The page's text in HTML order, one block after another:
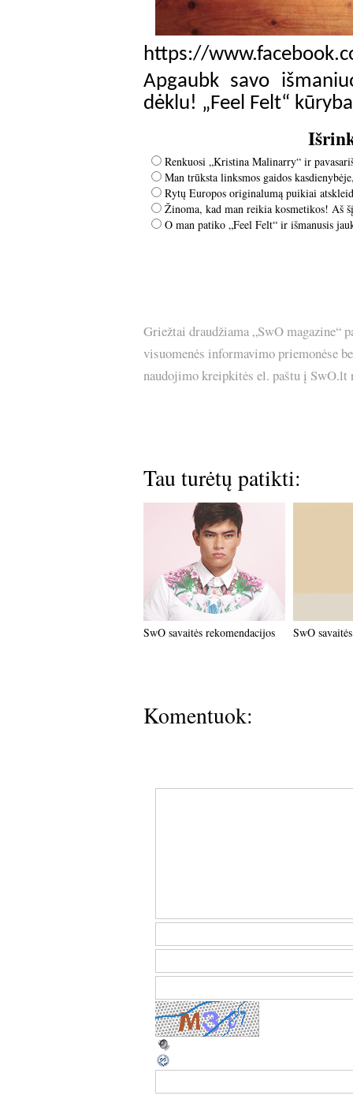
https://
Apgaubk savo
dėklu! „Feel Felt“
Renkuosi „Kristina Malinarry“ ir
Man trūksta linksmos gaidos
Rytų Europos originalumą puikiai
Žinoma, kad man reikia kosmetikos! Aš
O man patiko „Feel Felt“ ir išmanusis
Griežtai draudžiama „SwO magazine“
visuomenės informavimo priemonėse
naudojimo kreipkitės el. paštu į
Tau turėtų patikti:
SwO savaitės rekomendacijos SwO
Komentuok: